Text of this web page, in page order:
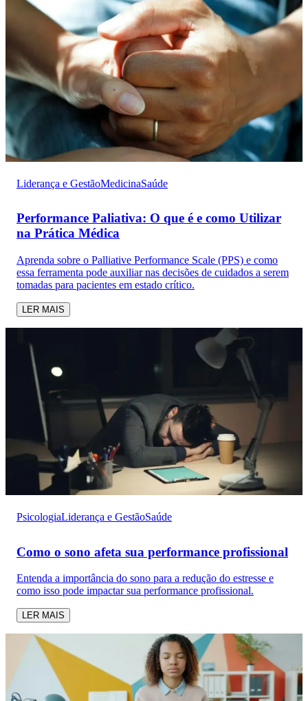
Liderança e GestãoMedicinaSaúde
Performance Paliativa: O que é e como Utilizar
na Prática Médica
Aprenda sobre o Palliative Performance Scale (PPS) e como
essa ferramenta pode auxiliar nas decisões de cuidados a serem
tomadas para pacientes em estado crítico.
LER MAIS
PsicologiaLiderança e GestãoSaúde
Como o sono afeta sua performance profissional
Entenda a importância do sono para a redução do estresse e
como isso pode impactar sua performance profissional.
LER MAIS